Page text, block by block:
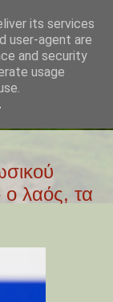
ο λαός, τα
its services
user-agent are
and security
usage